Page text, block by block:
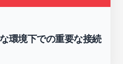
環境下での重要な接続